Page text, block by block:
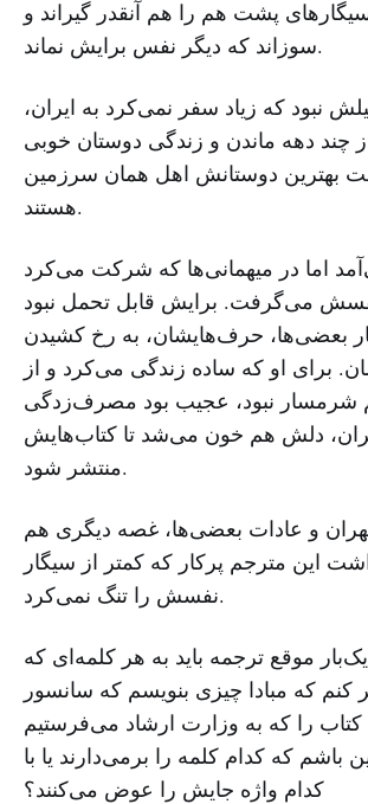
پشت هم را هم آنقدر گیراند و
سوزاند که دیگر نفس برایش نماند.
نبود که زیاد سفر نمی‌کرد به ایران،
از چند دهه ماندن و زندگی دوستان خوبی
بهترین دوستانش اهل همان سرزمین
هستند.
اما در میهمانی‌ها که شرکت می‌کرد
می‌گرفت. برایش قابل تحمل نبود
بعضی‌ها، حرف‌هایشان، به رخ کشیدن
برای او که ساده زندگی می‌کرد و از
شرمسار نبود، عجیب بود مصرف‌زدگی
دلش هم خون می‌شد تا کتاب‌هایش
منتشر شود.
و عادات بعضی‌ها، غصه دیگری هم
این مترجم پرکار که کمتر از سیگار
نفسش را تنگ نمی‌کرد.
موقع ترجمه باید به هر کلمه‌ای که
که مبادا چیزی بنویسم که سانسور
را که به وزارت ارشاد می‌فرستیم
باشم که کدام کلمه را برمی‌دارند یا با
کدام واژه جایش را عوض می‌کنند؟